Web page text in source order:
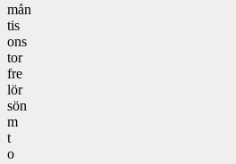
mån
tis
ons
tor
fre
lör
sön
m
t
o